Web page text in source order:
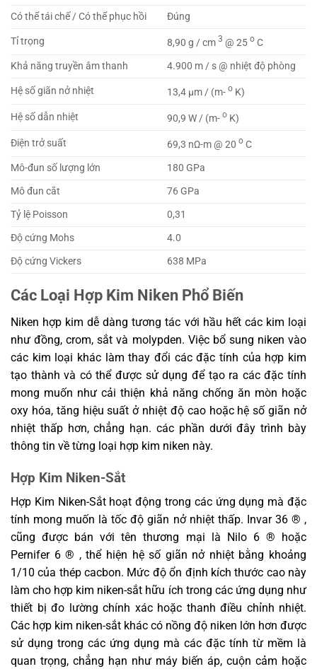
Có thể tái chế / Có thể phục hồi
Đúng
Tỉ trọng 8,90 g / cm3 @ 25o C
Khả năng truyền âm thanh
4.900 m / s @ nhiệt độ phòng
Hệ số giãn nở nhiệt 13,4 μm / (m-o K)
Hệ số dẫn nhiệt 90,9 W / (m-o K)
Điện trở suất 69,3 nΩ-m @ 20o C
Mô-đun số lượng lớn
180 GPa
Mô đun cắt
76 GPa
Tỷ lệ Poisson
0,31
Độ cứng Mohs
4.0
Độ cứng Vickers
638 MPa
Các Loại Hợp Kim Niken Phổ Biến
Niken hợp kim dễ dàng tương tác với hầu hết các kim loại
như đồng, crom, sắt và molypden. Việc bổ sung niken vào
các kim loại khác làm thay đổi các đặc tính của hợp kim
tạo thành và có thể được sử dụng để tạo ra các đặc tính
mong muốn như cải thiện khả năng chống ăn mòn hoặc
oxy hóa, tăng hiệu suất ở nhiệt độ cao hoặc hệ số giãn nở
nhiệt thấp hơn, chẳng hạn. các phần dưới đây trình bày
thông tin về từng loại hợp kim niken này.
Hợp Kim Niken-Sắt
Hợp Kim Niken-Sắt hoạt động trong các ứng dụng mà đặc
tính mong muốn là tốc độ giãn nở nhiệt thấp. Invar 36 ® ,
cũng được bán với tên thương mại là Nilo 6 ® hoặc
Pernifer 6 ® , thể hiện hệ số giãn nở nhiệt bằng khoảng
1/10 của thép cacbon. Mức độ ổn định kích thước cao này
làm cho hợp kim niken-sắt hữu ích trong các ứng dụng như
thiết bị đo lường chính xác hoặc thanh điều chỉnh nhiệt.
Các hợp kim niken-sắt khác có nồng độ niken lớn hơn được
sử dụng trong các ứng dụng mà các đặc tính từ mềm là
quan trọng, chẳng hạn như máy biến áp, cuộn cảm hoặc